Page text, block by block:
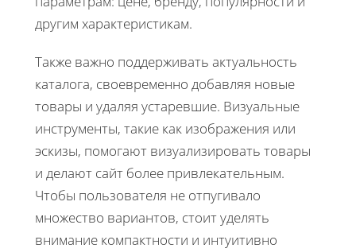
другим характеристикам.
Также важно поддерживать актуальность
каталога, своевременно добавляя новые
товары и удаляя устаревшие. Визуальные
инструменты, такие как изображения или
эскизы, помогают визуализировать товары
и делают сайт более привлекательным.
Чтобы пользователя не отпугивало
множество вариантов, стоит уделять
внимание компактности и интуитивно